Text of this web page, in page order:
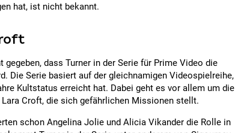
hat, ist nicht bekannt.
gegeben, dass Turner in der Serie für Prime Video die
Die Serie basiert auf der gleichnamigen Videospielreihe,
Kultstatus erreicht hat. Dabei geht es vor allem um die
Croft, die sich gefährlichen Missionen stellt.
schon Angelina Jolie und Alicia Vikander die Rolle in